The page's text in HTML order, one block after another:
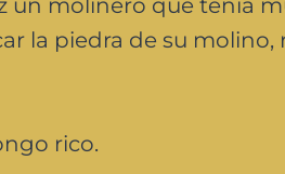
la piedra de su molino,
rico.